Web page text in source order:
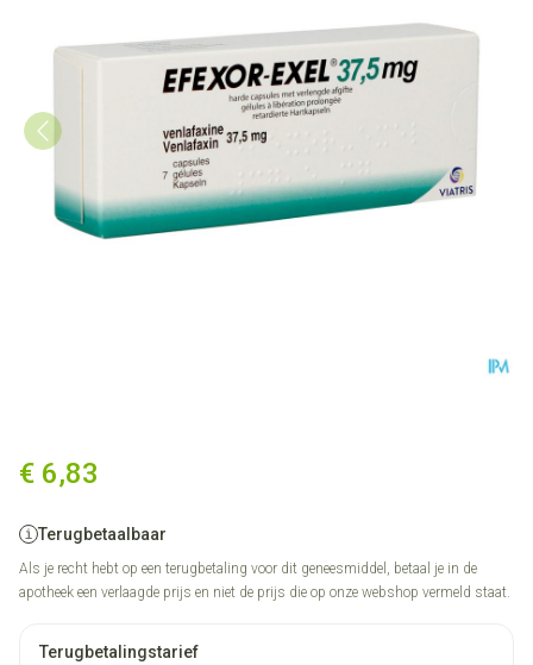
€ 6,83
Terugbetaalbaar
Als je recht hebt op een terugbetaling voor dit geneesmiddel, betaal je in de
apotheek een verlaagde prijs en niet de prijs die op onze webshop vermeld staat.
Terugbetalingstarief